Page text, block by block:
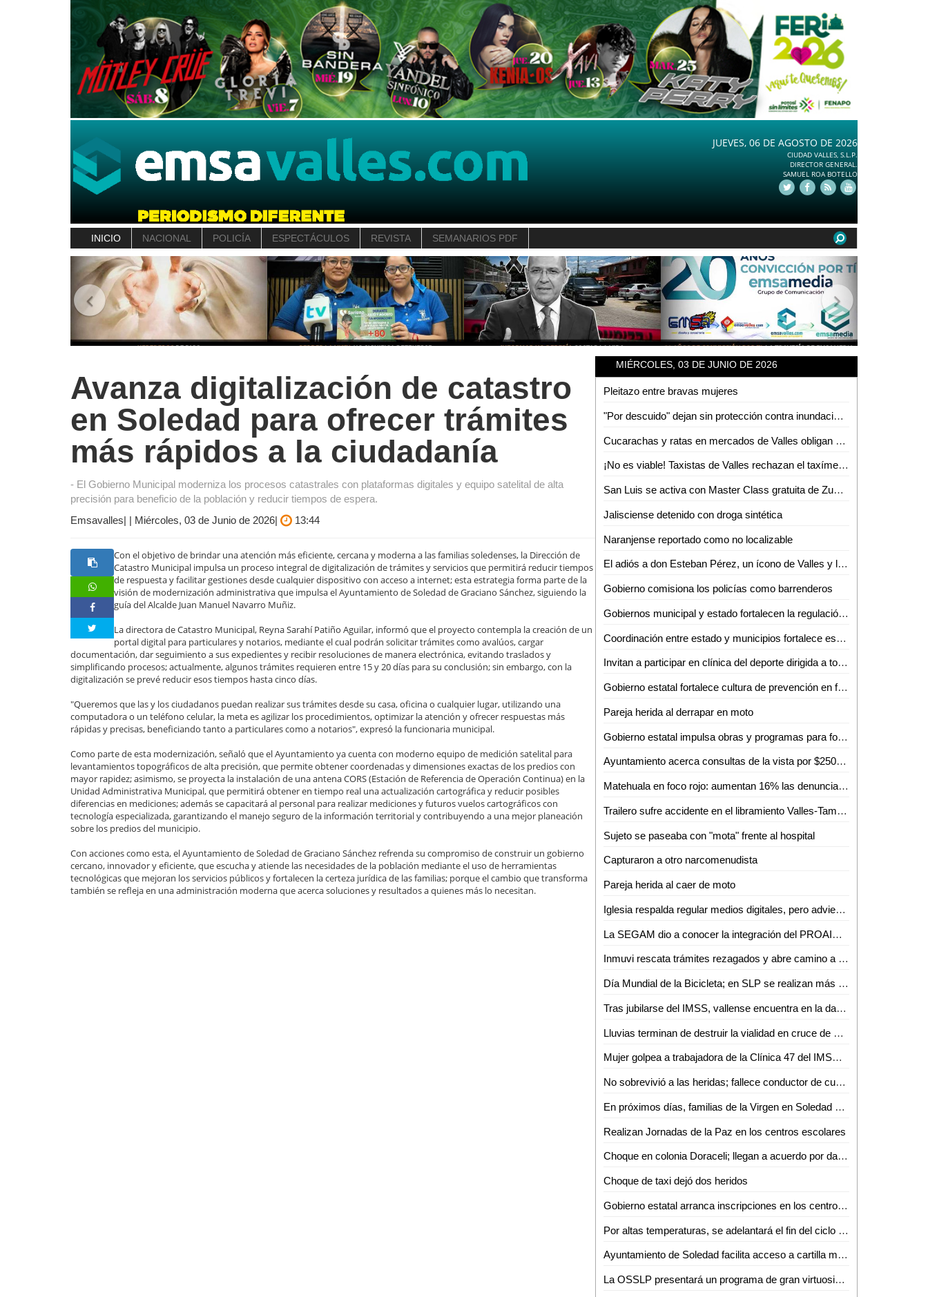
JUEVES, 06 DE AGOSTO DE 2026
CIUDAD VALLES, S.L.P.
DIRECTOR GENERAL.
SAMUEL ROA BOTELLO
INICIO NACIONAL POLICÍA ESPECTÁCULOS REVISTA SEMANARIOS PDF
Avanza digitalización de catastro
en Soledad para ofrecer trámites
más rápidos a la ciudadanía
- El Gobierno Municipal moderniza los procesos catastrales con plataformas digitales y equipo satelital de alta
precisión para beneficio de la población y reducir tiempos de espera.
Emsavalles| | Miércoles, 03 de Junio de 2026|
13:44
Con el objetivo de brindar una atención más eficiente, cercana y moderna a las familias soledenses, la Dirección de
Catastro Municipal impulsa un proceso integral de digitalización de trámites y servicios que permitirá reducir tiempos
de respuesta y facilitar gestiones desde cualquier dispositivo con acceso a internet; esta estrategia forma parte de la
visión de modernización administrativa que impulsa el Ayuntamiento de Soledad de Graciano Sánchez, siguiendo la
guía del Alcalde Juan Manuel Navarro Muñiz.
La directora de Catastro Municipal, Reyna Sarahí Patiño Aguilar, informó que el proyecto contempla la creación de un
portal digital para particulares y notarios, mediante el cual podrán solicitar trámites como avalúos, cargar
documentación, dar seguimiento a sus expedientes y recibir resoluciones de manera electrónica, evitando traslados y
simplificando procesos; actualmente, algunos trámites requieren entre 15 y 20 días para su conclusión; sin embargo, con la
digitalización se prevé reducir esos tiempos hasta cinco días.
"Queremos que las y los ciudadanos puedan realizar sus trámites desde su casa, oficina o cualquier lugar, utilizando una
computadora o un teléfono celular, la meta es agilizar los procedimientos, optimizar la atención y ofrecer respuestas más
rápidas y precisas, beneficiando tanto a particulares como a notarios", expresó la funcionaria municipal.
Como parte de esta modernización, señaló que el Ayuntamiento ya cuenta con moderno equipo de medición satelital para
levantamientos topográficos de alta precisión, que permite obtener coordenadas y dimensiones exactas de los predios con
mayor rapidez; asimismo, se proyecta la instalación de una antena CORS (Estación de Referencia de Operación Continua) en la
Unidad Administrativa Municipal, que permitirá obtener en tiempo real una actualización cartográfica y reducir posibles
diferencias en mediciones; además se capacitará al personal para realizar mediciones y futuros vuelos cartográficos con
tecnología especializada, garantizando el manejo seguro de la información territorial y contribuyendo a una mejor planeación
sobre los predios del municipio.
Con acciones como esta, el Ayuntamiento de Soledad de Graciano Sánchez refrenda su compromiso de construir un gobierno
cercano, innovador y eficiente, que escucha y atiende las necesidades de la población mediante el uso de herramientas
tecnológicas que mejoran los servicios públicos y fortalecen la certeza jurídica de las familias; porque el cambio que transforma
también se refleja en una administración moderna que acerca soluciones y resultados a quienes más lo necesitan.
MIÉRCOLES, 03 DE JUNIO DE 2026
Pleitazo entre bravas mujeres
"Por descuido" dejan sin protección contra inundaciones a colonias de Tamuín
Cucarachas y ratas en mercados de Valles obligan a intensas jornadas de sanitización
¡No es viable! Taxistas de Valles rechazan el taxímetro por baja demanda de viajes
San Luis se activa con Master Class gratuita de Zumba
Jalisciense detenido con droga sintética
Naranjense reportado como no localizable
El adiós a don Esteban Pérez, un ícono de Valles y la región
Gobierno comisiona los policías como barrenderos
Gobiernos municipal y estado fortalecen la regulación del transporte turístico en Ciudad Valles
Coordinación entre estado y municipios fortalece estrategia de seguridad en la huasteca
Invitan a participar en clínica del deporte dirigida a todas las disciplinas en Ciudad Valles
Gobierno estatal fortalece cultura de prevención en feria de seguridad y medio ambiente
Pareja herida al derrapar en moto
Gobierno estatal impulsa obras y programas para fortalecer el acceso al agua
Ayuntamiento acerca consultas de la vista por $250 en Ciudad Valles
Matehuala en foco rojo: aumentan 16% las denuncias delictivas en un año
Trailero sufre accidente en el libramiento Valles-Tamuín
Sujeto se paseaba con "mota" frente al hospital
Capturaron a otro narcomenudista
Pareja herida al caer de moto
Iglesia respalda regular medios digitales, pero advierte riesgo de caer en el autoritarismo
La SEGAM dio a conocer la integración del PROAIRE 2026-2036 para fortalecer la calidad del aire en la zona metropolitana
Inmuvi rescata trámites rezagados y abre camino a nuevas escrituraciones en Ciudad Valles
Día Mundial de la Bicicleta; en SLP se realizan más de 4 mil 500 viajes diarios
Tras jubilarse del IMSS, vallense encuentra en la danza folclórica una nueva forma de vida
Lluvias terminan de destruir la vialidad en cruce de Othón y Vicente C. Salazar
Mujer golpea a trabajadora de la Clínica 47 del IMSS tras discusión por consulta médica
No sobrevivió a las heridas; fallece conductor de cuatrimoto accidentado en Aquismón
En próximos días, familias de la Virgen en Soledad estrenarán consultorio, purificadora y parque urbano
Realizan Jornadas de la Paz en los centros escolares
Choque en colonia Doraceli; llegan a acuerdo por daños
Choque de taxi dejó dos heridos
Gobierno estatal arranca inscripciones en los centros de desarrollo infantil
Por altas temperaturas, se adelantará el fin del ciclo escolar
Ayuntamiento de Soledad facilita acceso a cartilla militar con jornadas en planteles educativos
La OSSLP presentará un programa de gran virtuosismo y tradición musical en el teatro de la paz